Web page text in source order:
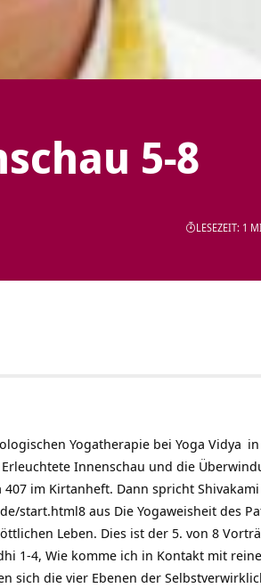
5-8
LESEZEIT: 1
Yogatherapie bei Yoga Vidya
Innenschau und die
im Kirtanheft. Dann spricht
start.html8 aus Die Yogaweisheit des
Leben. Dies ist der 5. von 8
1-4, Wie komme ich in Kontakt mit
sich die vier Ebenen der